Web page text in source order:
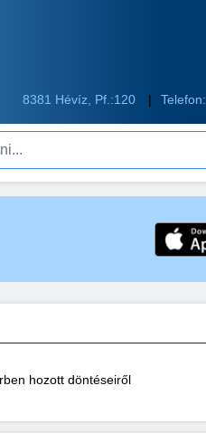
8381 Hévíz, Pf.:120
Telefon:
hozott döntéseiről